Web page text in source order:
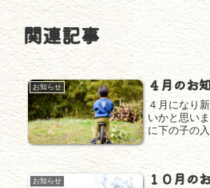
関連記事
お知らせ ４月のお
４月になり
いかと思い
に下の子の
お知らせな
お迎えの時
の予約受付
変更させて
お知らせ １０月の